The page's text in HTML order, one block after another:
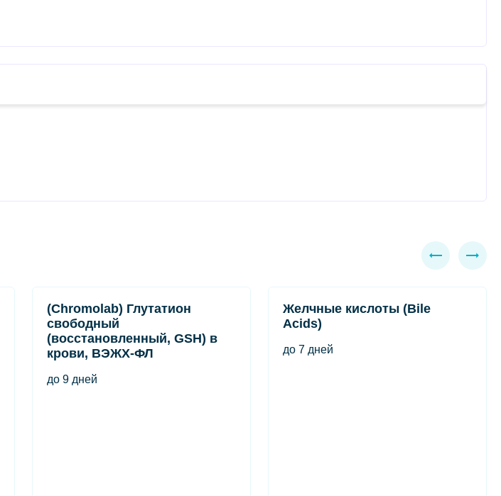
(Chromolab) Глутатион
свободный
(восстановленный, GSH) в
крови, ВЭЖХ-ФЛ
до 9 дней
Желчные кислоты (Bile
Acids)
до 7 дней